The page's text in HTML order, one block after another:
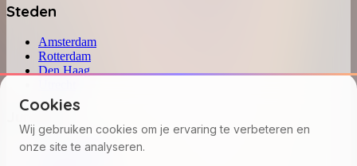
Steden
Amsterdam
Rotterdam
Den Haag
Juridisch
Privacybeleid
Cookies
Wij gebruiken cookies om je ervaring te verbeteren en
onze site te analyseren.